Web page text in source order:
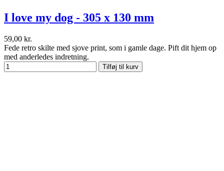
I love my dog - 305 x 130 mm
59,00 kr.
Fede retro skilte med sjove print, som i gamle dage. Pift dit hjem op
med anderledes indretning.
Tilføj til kurv